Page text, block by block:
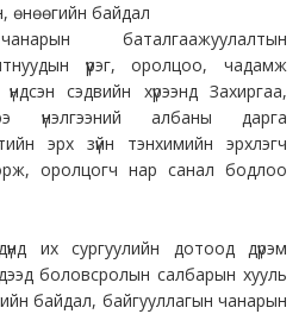
өнөөгийн байдал
баталгаажуулалтын
үүрэг, оролцоо, чадамж
үндсэн сэдвийн хүрээндЗахиргаа,
үнэлгээний албаны дарга
эрх зүйн тэнхимийн эрхлэгч
оролцогч нар санал бодлоо
их сургуулийн дотоод дүрэм
боловсролын салбарын хууль
байдал, байгууллагын чанарын